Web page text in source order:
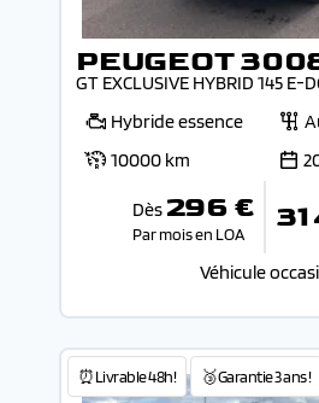
PEUGEOT
GT EXCLUSIVE HYBRID 145 E-
Hybride essence
10000 km
Dès 296 €
Par mois en LOA
Véhicule
⏰Livrable 48h! 🥉Garantie 3 ans !